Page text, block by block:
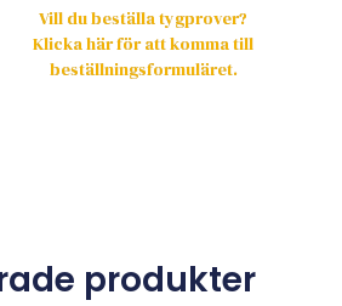
Vill du beställa tygprover?
Klicka här för att komma till
beställningsformuläret.
produkter